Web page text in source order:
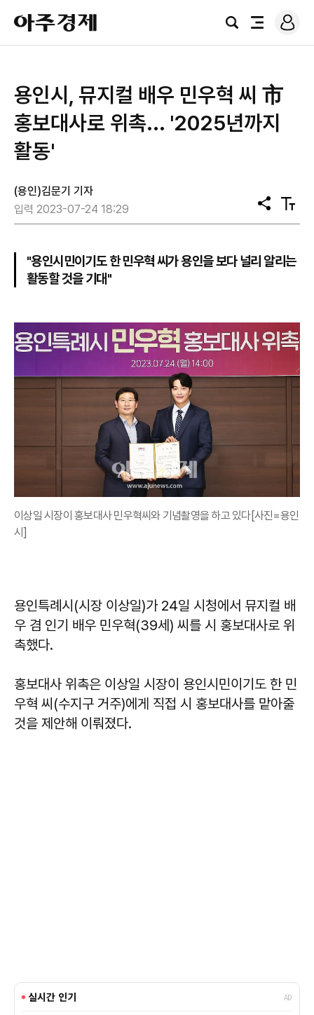
아
주
경
검
전
로
그
용인시, 뮤지컬 배우 민우혁 씨 市
홍보대사로 위촉... '2025년까지
활동'
(용인)김문기 기자
입력 2023-07-24 18:29
공
유
텍
스
기
"용인시민이기도 한 민우혁 씨가 용인을 보다 널리 알리는
활동할 것을 기대"
이상일 시장이 홍보대사 민우혁씨와 기념촬영을 하고 있다[사진=용인
시]
용인특례시(시장 이상일)가 24일 시청에서 뮤지컬 배
우 겸 인기 배우 민우혁(39세) 씨를 시 홍보대사로 위
촉했다.
홍보대사 위촉은 이상일 시장이 용인시민이기도 한 민
우혁 씨(수지구 거주)에게 직접 시 홍보대사를 맡아줄
것을 제안해 이뤄졌다.